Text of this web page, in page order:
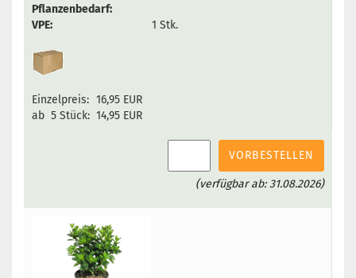
Pflanzenbedarf:
VPE:
1 Stk.
Einzelpreis: 16,95 EUR
ab 5 Stück: 14,95 EUR
VORBESTELLEN
(verfügbar ab: 31.08.2026)